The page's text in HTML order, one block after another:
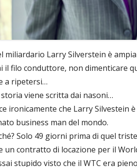
miliardario Larry Silverstein è
il filo conduttore, non dimenticare
a ripetersi…
storia viene scritta dai nasoni…
ironicamente che Larry Silvestein
business man del mondo.
Solo 49 giorni prima di quel
un contratto di locazione per il
stupido visto che il WTC era